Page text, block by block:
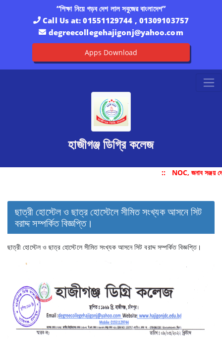
“শিক্ষা নিয়ে গড়ব দেশ লাল সবুজের বাংলাদেশ”
Call Us at:01551129744 , 01309103757
degreecollegehajigonj@yahoo.com
Apps Download
হাজীগঞ্জ ডিগ্রি কলেজ
:: NOC, জনাব সঞ্জয়
ছাত্রী হোস্টেল ও ছাত্র হোস্টেলে সীমিত সংখ্যক আসনে সিট
বরাদ্দ সম্পর্কিত বিজ্ঞপ্তি।
ছাত্রী হোস্টেল ও ছাত্র হোস্টেলে সীমিত সংখ্যক আসনে সিট বরাদ্দ সম্পর্কিত বিজ্ঞপ্তি।